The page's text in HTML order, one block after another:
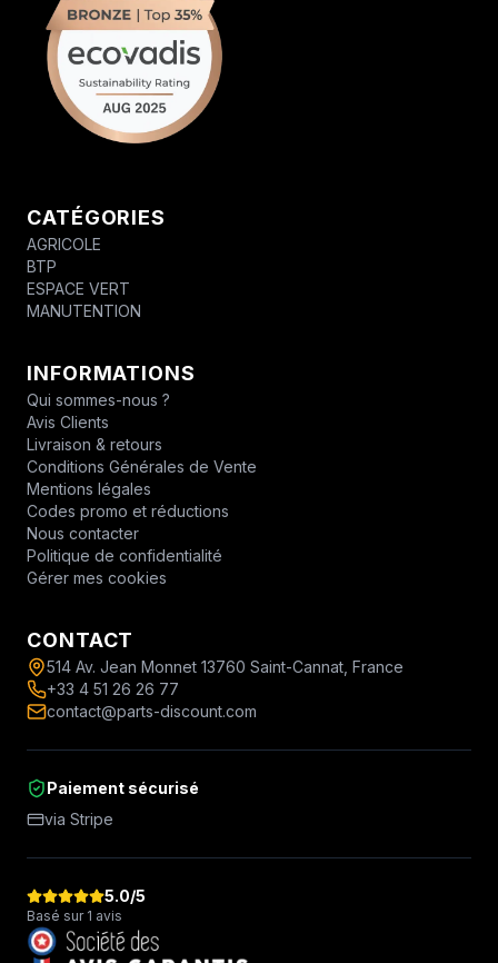
CATÉGORIES
AGRICOLE
BTP
ESPACE VERT
MANUTENTION
INFORMATIONS
Qui sommes-nous ?
Avis Clients
Livraison & retours
Conditions Générales de Vente
Mentions légales
Codes promo et réductions
Nous contacter
Politique de confidentialité
Gérer mes cookies
CONTACT
514 Av. Jean Monnet 13760 Saint-Cannat, France
+33 4 51 26 26 77
contact@parts-discount.com
Paiement sécurisé
via Stripe
5.0/5
Basé sur 1 avis